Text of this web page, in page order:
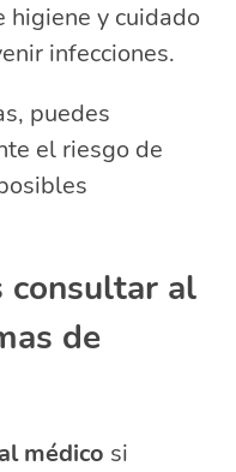
higiene y cuidado
infecciones.
puedes
el riesgo de
consultar al
de
médico si